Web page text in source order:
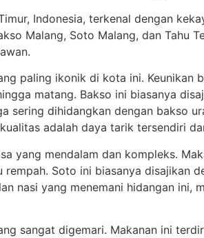
Indonesia, terkenal dengan
Malang, Soto Malang, dan Tahu
paling ikonik di kota ini.
matang. Bakso ini biasanya
sering dihidangkan dengan bakso
adalah daya tarik tersendiri
yang mendalam dan kompleks.
Soto ini biasanya disajikan
nasi yang menemani hidangan ini,
sangat digemari. Makanan ini